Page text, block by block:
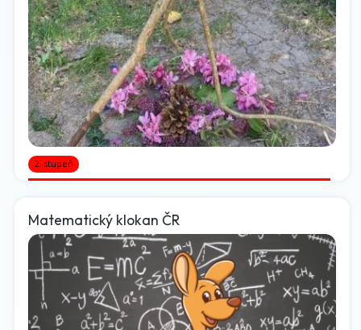
2. stupeň
Matematický klokan ČR